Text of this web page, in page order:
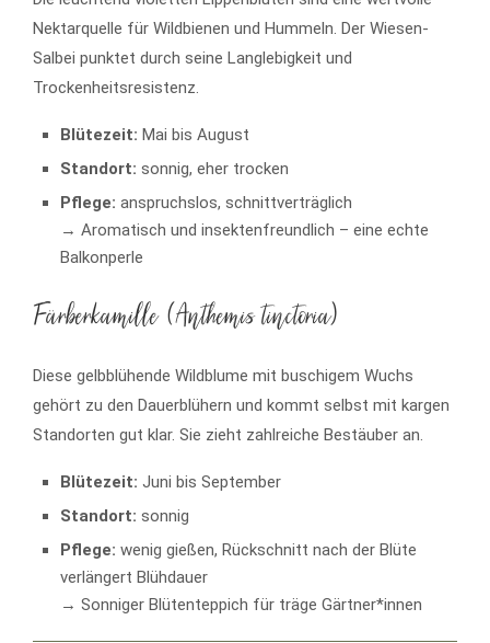
Nektarquelle für Wildbienen und Hummeln. Der Wiesen-
Salbei punktet durch seine Langlebigkeit und
Trockenheitsresistenz.
Blütezeit: Mai bis August
Standort: sonnig, eher trocken
Pflege: anspruchslos, schnittverträglich
→ Aromatisch und insektenfreundlich – eine echte
Balkonperle
Färberkamille (Anthemis tinctoria)
Diese gelbblühende Wildblume mit buschigem Wuchs
gehört zu den Dauerblühern und kommt selbst mit kargen
Standorten gut klar. Sie zieht zahlreiche Bestäuber an.
Blütezeit: Juni bis September
Standort: sonnig
Pflege: wenig gießen, Rückschnitt nach der Blüte
verlängert Blühdauer
→ Sonniger Blütenteppich für träge Gärtner*innen